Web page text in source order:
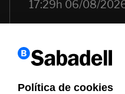
Política de cookies